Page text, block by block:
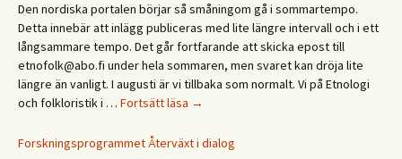
/
Den nordiska portalen börjar så småningom gå i sommartempo.
Detta innebär att inlägg publiceras med lite längre intervall och i ett
långsammare tempo. Det går fortfarande att skicka epost till
etnofolk@abo.fi under hela sommaren, men svaret kan dröja lite
längre än vanligt. I augusti är vi tillbaka som normalt. Vi på Etnologi
och folkloristik i … Fortsätt läsa Glad
God
→
Forskningsprogrammet Återväxt i dialog